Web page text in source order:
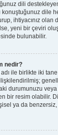
dili
dile
ihtiyacınız olan
yeni bir çeviri
bulunabilir.
nedir?
adı ile birlikte iki
durumunuzu
bir resim olabilir.
ya da